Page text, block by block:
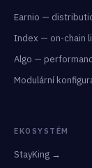
Earnio —
Index — on-chain
Algo —
Modulární
EKOSYSTÉM
StayKing →